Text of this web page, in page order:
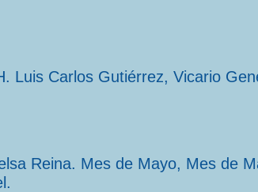
Luis Carlos Gutiérrez, Vicario
Reina. Mes de Mayo, Mes de